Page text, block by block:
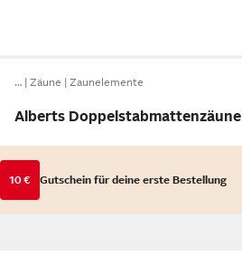
… Zäune Zaunelemente
Alberts Doppelstabmattenzäune
10 € Gutschein für deine erste Bestellung